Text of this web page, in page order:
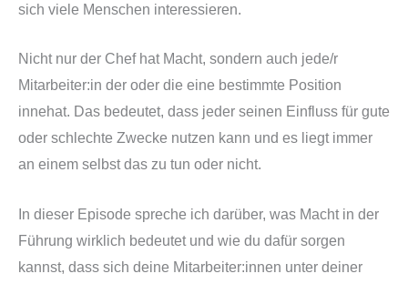
sich viele Menschen interessieren.
Nicht nur der Chef hat Macht, sondern auch jede/r
Mitarbeiter:in der oder die eine bestimmte Position
innehat. Das bedeutet, dass jeder seinen Einfluss für gute
oder schlechte Zwecke nutzen kann und es liegt immer
an einem selbst das zu tun oder nicht.
In dieser Episode spreche ich darüber, was Macht in der
Führung wirklich bedeutet und wie du dafür sorgen
kannst, dass sich deine Mitarbeiter:innen unter deiner